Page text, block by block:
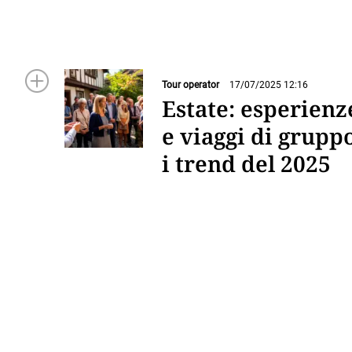
Tour operator 17/07/2025 12:16
Estate:
e viaggi di
i trend del 2025